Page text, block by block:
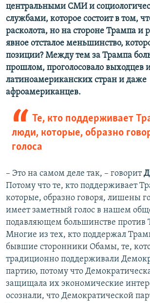
центральными СМИ и
службами, которое состоит в том,
расколота, но на стороне Трампа и
явное отсталое меньшинство,
позиции? Между тем за Трампа
прошлом, проголосовало выходцев
латиноамериканских стран и даже
афроамериканцев.
Те, кто поддерживает
люди, которые, образно
голоса
– Это на самом деле так, – говорит
Потому что те, кто поддерживает
которые, образно говоря, лишены
имеет заметный голос в нашем
подавляющем большинстве против
Многие из тех, кто поддержал
бывшие сторонники Обамы, те,
традиционно поддерживали
партию, потому что
защищала их экономические
осознали, что Демократической